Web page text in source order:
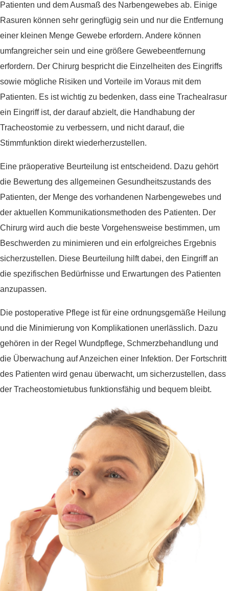
Patienten und dem Ausmaß des Narbengewebes ab. Einige
Rasuren können sehr geringfügig sein und nur die Entfernung
einer kleinen Menge Gewebe erfordern. Andere können
umfangreicher sein und eine größere Gewebeentfernung
erfordern. Der Chirurg bespricht die Einzelheiten des Eingriffs
sowie mögliche Risiken und Vorteile im Voraus mit dem
Patienten. Es ist wichtig zu bedenken, dass eine Trachealrasur
ein Eingriff ist, der darauf abzielt, die Handhabung der
Tracheostomie zu verbessern, und nicht darauf, die
Stimmfunktion direkt wiederherzustellen.
Eine präoperative Beurteilung ist entscheidend. Dazu gehört
die Bewertung des allgemeinen Gesundheitszustands des
Patienten, der Menge des vorhandenen Narbengewebes und
der aktuellen Kommunikationsmethoden des Patienten. Der
Chirurg wird auch die beste Vorgehensweise bestimmen, um
Beschwerden zu minimieren und ein erfolgreiches Ergebnis
sicherzustellen. Diese Beurteilung hilft dabei, den Eingriff an
die spezifischen Bedürfnisse und Erwartungen des Patienten
anzupassen.
Die postoperative Pflege ist für eine ordnungsgemäße Heilung
und die Minimierung von Komplikationen unerlässlich. Dazu
gehören in der Regel Wundpflege, Schmerzbehandlung und
die Überwachung auf Anzeichen einer Infektion. Der Fortschritt
des Patienten wird genau überwacht, um sicherzustellen, dass
der Tracheostomietubus funktionsfähig und bequem bleibt.